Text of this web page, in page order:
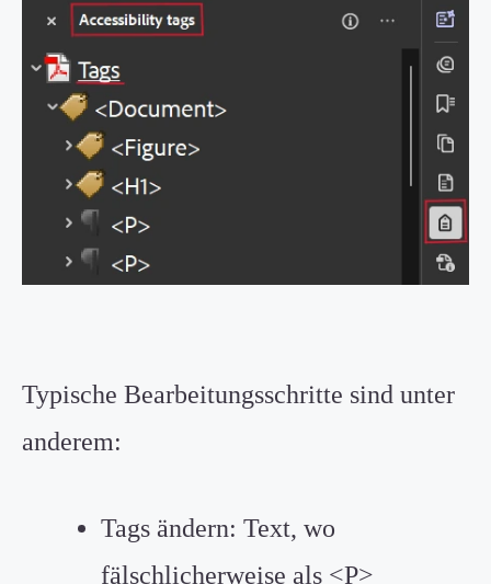
Typische Bearbeitungsschritte sind unter
anderem:
Tags ändern: Text, wo
fälschlicherweise als <P>